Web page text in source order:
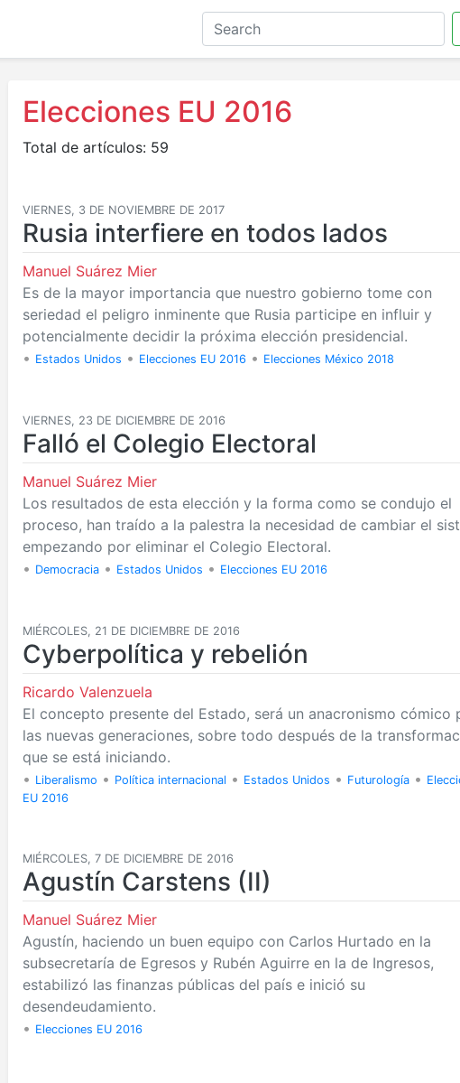
Elecciones EU 2016
Total de artículos: 59
VIERNES, 3 DE NOVIEMBRE DE 2017
Rusia interfiere en todos lados
Manuel Suárez Mier
Es de la mayor importancia que nuestro gobierno tome con
seriedad el peligro inminente que Rusia participe en influir y
potencialmente decidir la próxima elección presidencial.
• Estados Unidos • Elecciones EU 2016 • Elecciones México 2018
VIERNES, 23 DE DICIEMBRE DE 2016
Falló el Colegio Electoral
Manuel Suárez Mier
Los resultados de esta elección y la forma como se condujo el
proceso, han traído a la palestra la necesidad de cambiar el
empezando por eliminar el Colegio Electoral.
• Democracia • Estados Unidos • Elecciones EU 2016
MIÉRCOLES, 21 DE DICIEMBRE DE 2016
Cyberpolítica y rebelión
Ricardo Valenzuela
El concepto presente del Estado, será un anacronismo cómico
las nuevas generaciones, sobre todo después de la
que se está iniciando.
• Liberalismo • Política internacional • Estados Unidos • Futurología •
EU 2016
MIÉRCOLES, 7 DE DICIEMBRE DE 2016
Agustín Carstens (II)
Manuel Suárez Mier
Agustín, haciendo un buen equipo con Carlos Hurtado en la
subsecretaría de Egresos y Rubén Aguirre en la de Ingresos,
estabilizó las finanzas públicas del país e inició su
desendeudamiento.
• Elecciones EU 2016